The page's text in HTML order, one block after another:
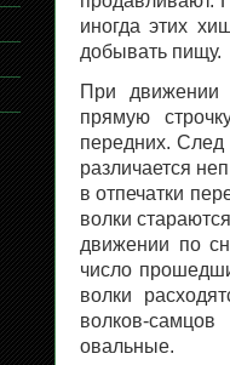
иногда этих
добывать пищу.
При
прямую
передних. След
различается
в отпечатки
волки
движении по
число
волки
волков-
овальные.